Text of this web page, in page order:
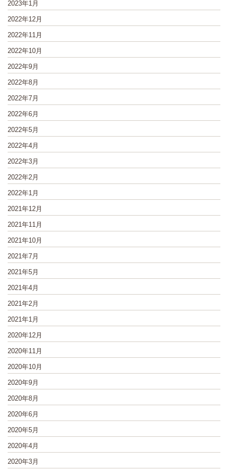
2023年1月
2022年12月
2022年11月
2022年10月
2022年9月
2022年8月
2022年7月
2022年6月
2022年5月
2022年4月
2022年3月
2022年2月
2022年1月
2021年12月
2021年11月
2021年10月
2021年7月
2021年5月
2021年4月
2021年2月
2021年1月
2020年12月
2020年11月
2020年10月
2020年9月
2020年8月
2020年6月
2020年5月
2020年4月
2020年3月